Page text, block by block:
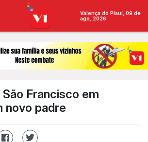
Valença do Piauí, 09 de
ago, 2026
Francisco em
novo padre